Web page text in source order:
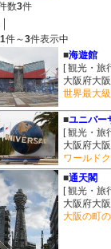
数3件
｜
1件～3件表示中
■海遊館
[ 観光・
大阪府大
世界最大
■ユニバー
[ 観光・
大阪府大
ワールド
■通天閣
[ 観光・
大阪府大
大阪の町